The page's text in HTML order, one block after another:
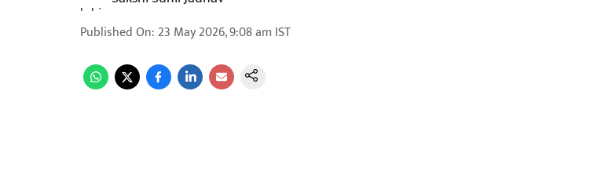
Published On: 23 May 2026, 9:08 am IST